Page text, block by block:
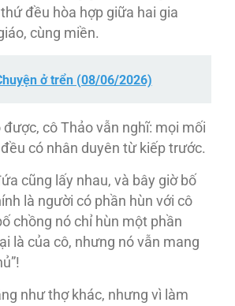
đều hòa hợp giữa hai gia
cùng miền.
ở trển (08/06/2026)
cô Thảo vẫn nghĩ: mọi mối
đều có nhân duyên từ kiếp trước.
cũng lấy nhau, và bây giờ bố
là người có phần hùn với cô
chồng nó chỉ hùn một phần
là của cô, nhưng nó vẫn mang
như thợ khác, nhưng vì làm